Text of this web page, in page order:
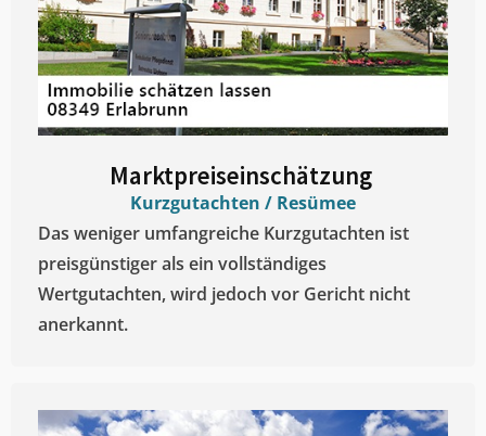
Marktpreiseinschätzung ​
Kurzgutachten / Resümee
Das weniger umfangreiche Kurzgutachten ist
preisgünstiger als ein vollständiges
Wertgutachten, wird jedoch vor Gericht nicht
anerkannt.